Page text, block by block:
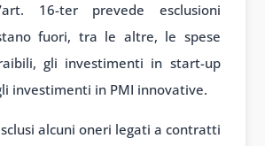
16-ter prevede esclusioni
fuori, tra le altre, le spese
gli investimenti in start-up
investimenti in PMI innovative.
alcuni oneri legati a contratti